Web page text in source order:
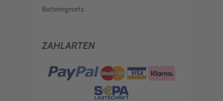
Batteriegesetz
ZAHLARTEN